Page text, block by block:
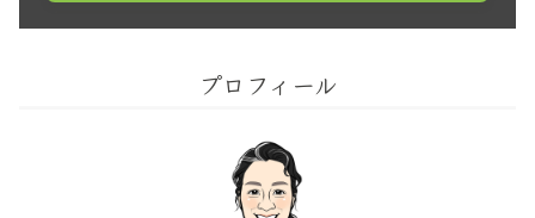
プロフィール